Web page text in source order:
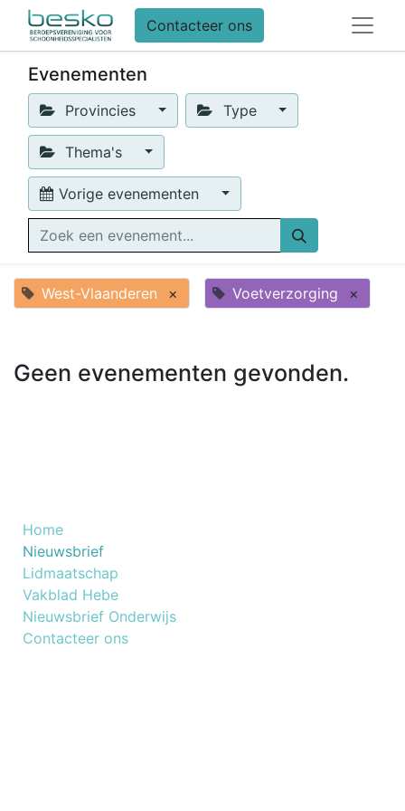
Contacteer ons
Evenementen
Provincies Type
Thema's
Vorige evenementen
West-Vlaanderen × Voetverzorging ×
Geen evenementen gevonden.
Home
​Nieuwsbrief
Lidmaatschap
Vakblad Hebe
Nieuwsbrief Onderwijs
Contacteer ons